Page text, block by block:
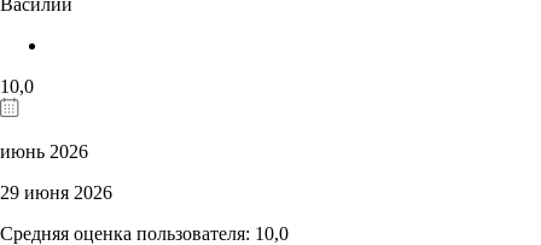
10,0
июнь 2026
29 июня 2026
Средняя оценка пользователя: 10,0